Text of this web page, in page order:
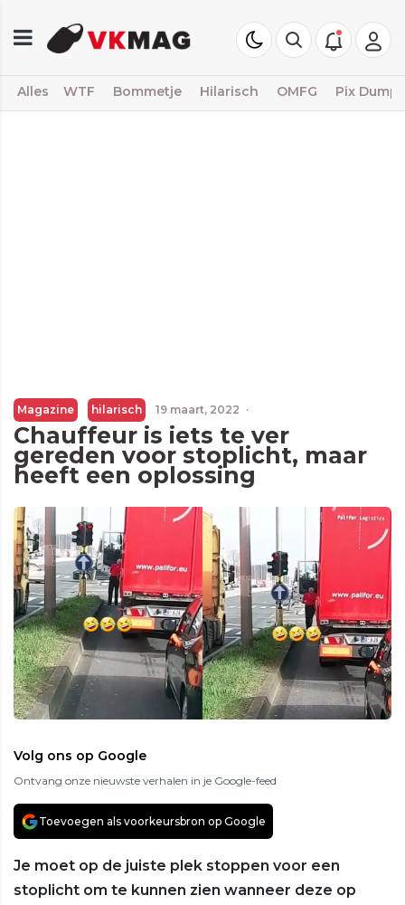
Alles WTF Bommetje Hilarisch OMFG Pix Dump
Magazine hilarisch 19 maart, 2022 ·
Chauffeur is iets te ver
gereden voor stoplicht, maar
heeft een oplossing
Volg ons op Google
Ontvang onze nieuwste verhalen in je Google-feed
Toevoegen als voorkeursbron op Google
Je moet op de juiste plek stoppen voor een
stoplicht om te kunnen zien wanneer deze op